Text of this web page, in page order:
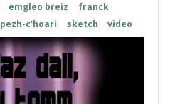
emgleo breiz
franck
pezh-c'hoari sketch video